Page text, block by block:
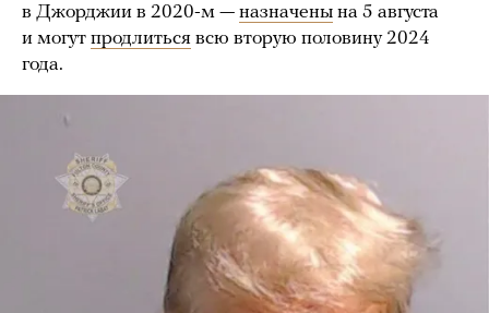
в Джорджии в 2020-м — назначены на 5 августа
и могут продлиться всю вторую половину 2024
года.